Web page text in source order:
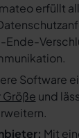
erfüllt
Software
und
Mit